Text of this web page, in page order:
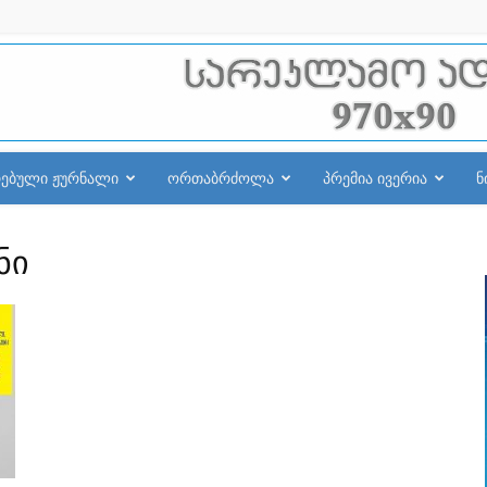
ჟურნალი ორთაბრძოლა პრემია ივერია